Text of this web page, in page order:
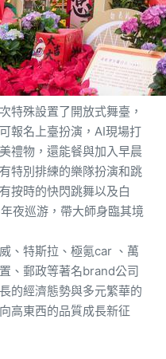
特殊設置了開放式舞臺，
報名上臺扮演，AI現場打
禮物，還能餐與加入早晨
特別排練的樂隊扮演和跳
按時的快閃跳舞以及白
夜巡游，帶大師身臨其境
、特斯拉、極氪car 、萬
、郵政等著名brand公司
的經濟態勢與多元繁華的
高東西的品質成長新征